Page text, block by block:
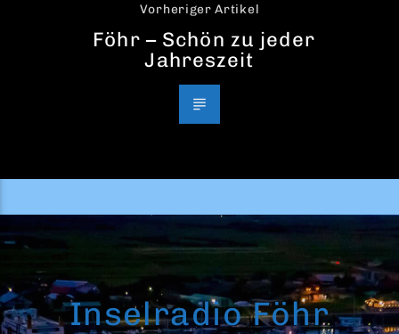
Vorheriger Artikel
Föhr – Schön zu jeder
Jahreszeit
Inselradio Föhr